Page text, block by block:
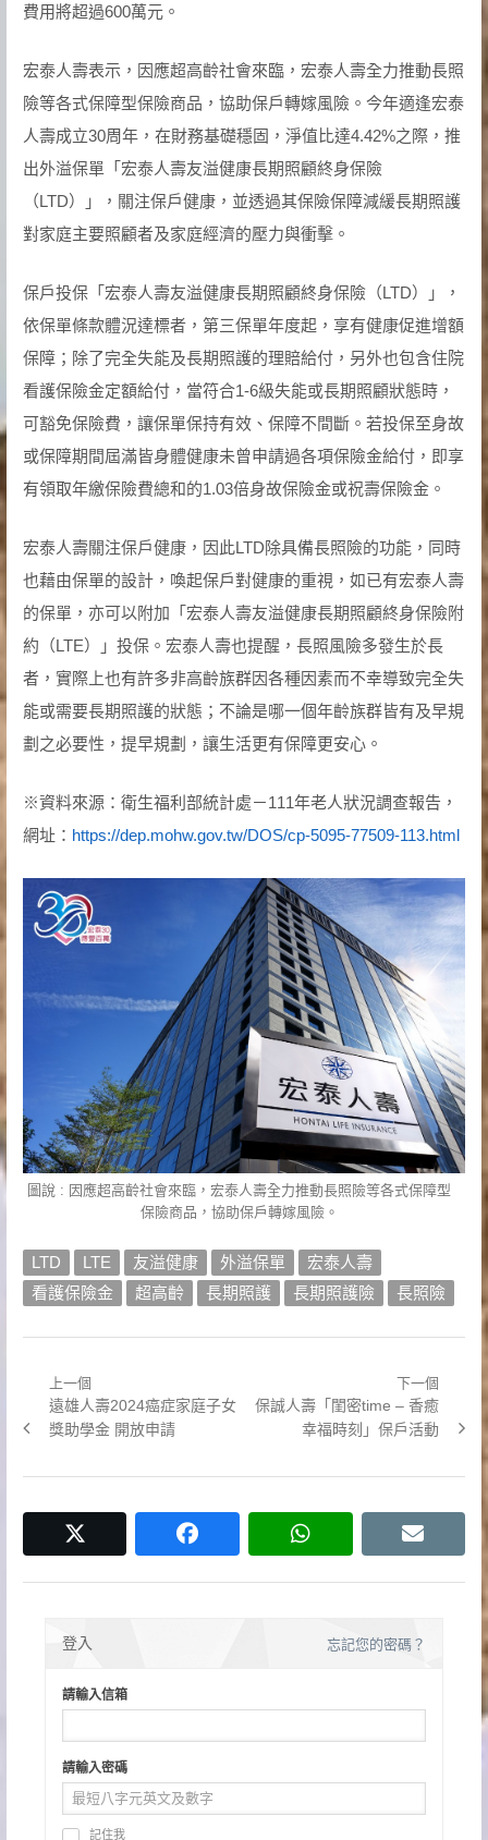
費用將超過600萬元。
宏泰人壽表示，因應超高齡社會來臨，宏泰人壽全力推動長照
險等各式保障型保險商品，協助保戶轉嫁風險。今年適逢宏泰
人壽成立30周年，在財務基礎穩固，淨值比達4.42%之際，推
出外溢保單「宏泰人壽友溢健康長期照顧終身保險
（LTD）」，關注保戶健康，並透過其保險保障減緩長期照護
對家庭主要照顧者及家庭經濟的壓力與衝擊。
保戶投保「宏泰人壽友溢健康長期照顧終身保險（LTD）」，
依保單條款體況達標者，第三保單年度起，享有健康促進增額
保障；除了完全失能及長期照護的理賠給付，另外也包含住院
看護保險金定額給付，當符合1-6級失能或長期照顧狀態時，
可豁免保險費，讓保單保持有效、保障不間斷。若投保至身故
或保障期間屆滿皆身體健康未曾申請過各項保險金給付，即享
有領取年繳保險費總和的1.03倍身故保險金或祝壽保險金。
宏泰人壽關注保戶健康，因此LTD除具備長照險的功能，同時
也藉由保單的設計，喚起保戶對健康的重視，如已有宏泰人壽
的保單，亦可以附加「宏泰人壽友溢健康長期照顧終身保險附
約（LTE）」投保。宏泰人壽也提醒，長照風險多發生於長
者，實際上也有許多非高齡族群因各種因素而不幸導致完全失
能或需要長期照護的狀態；不論是哪一個年齡族群皆有及早規
劃之必要性，提早規劃，讓生活更有保障更安心。
※資料來源：衛生福利部統計處－111年老人狀況調查報告，
網址： https://dep.mohw.gov.tw/DOS/cp-5095-77509-113.html
圖說 : 因應超高齡社會來臨，宏泰人壽全力推動長照險等各式保障型
保險商品，協助保戶轉嫁風險。
LTD LTE 友溢健康 外溢保單
宏泰人壽
看護保險金
超高齡 長期照護 長期照護險 長照險
章
導
覽
上一個
Previous
post:
遠雄人壽2024癌症家庭子女
獎助學金 開放申請
下一個
Next
保誠人壽「閨密time – 香癒
幸福時刻」保戶活動
facebook whatsapp email
登入 忘記您的密碼？
請輸入信箱
請輸入密碼
記住我